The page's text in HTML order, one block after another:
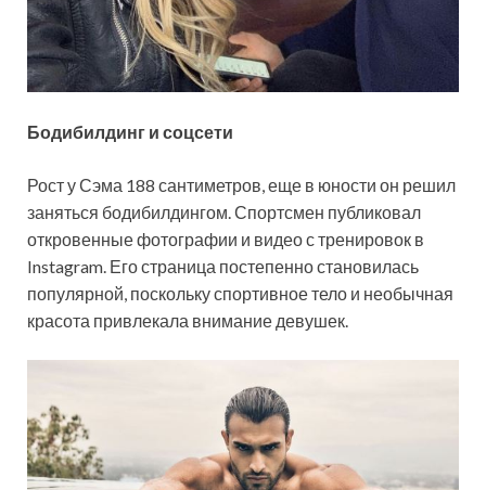
Бодибилдинг и соцсети
Рост у Сэма 188 сантиметров, еще в юности он решил
заняться бодибилдингом. Спортсмен публиковал
откровенные фотографии и видео с тренировок в
Instagram. Его страница постепенно становилась
популярной, поскольку спортивное тело и необычная
красота привлекала внимание девушек.